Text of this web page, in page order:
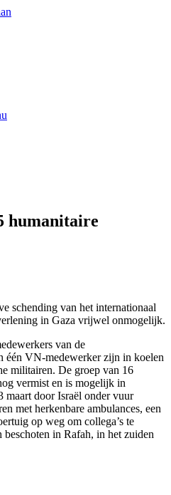
humanitaire
schending van het internationaal
in Gaza vrijwel onmogelijk.
van de
één VN-medewerker zijn in koelen
militairen. De groep van 16
vermist en is mogelijk in
maart door Israël onder vuur
met herkenbare ambulances, een
op weg om collega’s te
beschoten in Rafah, in het zuiden